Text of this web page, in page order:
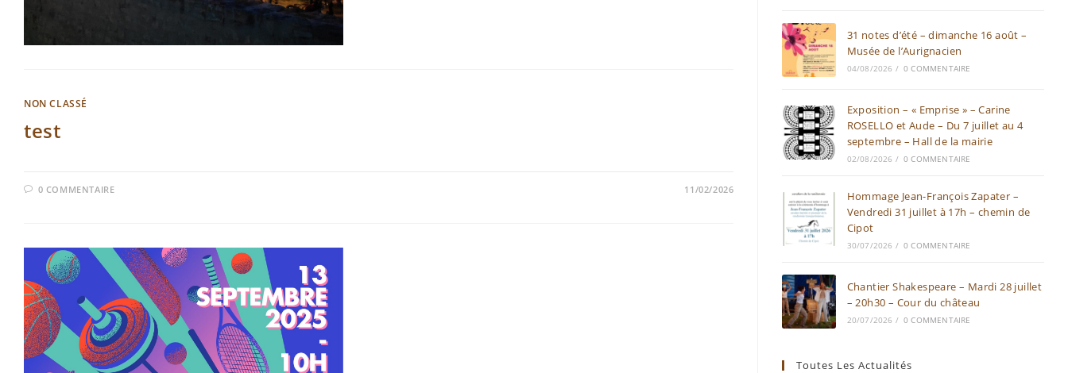
NON CLASSÉ
test
0 COMMENTAIRE 11/02/2026
31 notes d’été – dimanche 16 août –
Musée de l’Aurignacien
04/08/2026 / 0 COMMENTAIRE
Exposition – « Emprise » – Carine
ROSELLO et Aude – Du 7 juillet au 4
septembre – Hall de la mairie
02/08/2026 / 0 COMMENTAIRE
Hommage Jean-François Zapater –
Vendredi 31 juillet à 17h – chemin de
Cipot
30/07/2026 / 0 COMMENTAIRE
Chantier Shakespeare – Mardi 28 juillet
– 20h30 – Cour du château
20/07/2026 / 0 COMMENTAIRE
Toutes Les Actualités